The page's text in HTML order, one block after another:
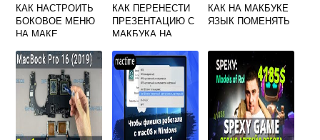
КАК НАСТРОИТЬ
БОКОВОЕ МЕНЮ
НА МАКЕ
КАК ПЕРЕНЕСТИ
ПРЕЗЕНТАЦИЮ С
МАКБУКА НА
КАК НА МАКБУКЕ
ЯЗЫК ПОМЕНЯТЬ